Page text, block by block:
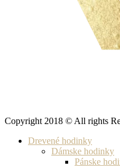
Copyright 2018 © All rights
Drevené hodinky
Dámske hodinky
Pánske